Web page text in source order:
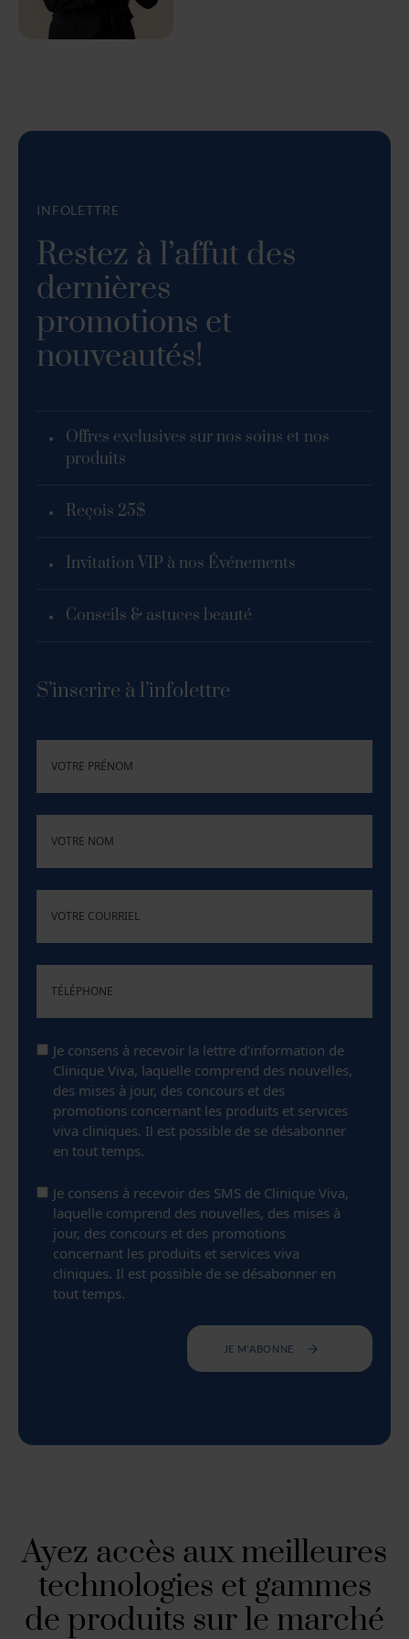
INFOLETTRE
Restez à l’affut des
dernières
promotions et
nouveautés!
Offres exclusives sur nos soins et nos
produits
Reçois 25$
Invitation VIP à nos Événements
Conseils & astuces beauté
S’inscrire à l’infolettre
CONSENTEMENT
Je consens à recevoir la lettre d’information de
Clinique Viva, laquelle comprend des nouvelles,
des mises à jour, des concours et des
promotions concernant les produits et services
viva cliniques. Il est possible de se désabonner
en tout temps.
CONSENTEMENT
Je consens à recevoir des SMS de Clinique Viva,
laquelle comprend des nouvelles, des mises à
jour, des concours et des promotions
concernant les produits et services viva
cliniques. Il est possible de se désabonner en
tout temps.
JE M'ABONNE
Ayez accès aux meilleures
technologies et gammes
de produits sur le marché